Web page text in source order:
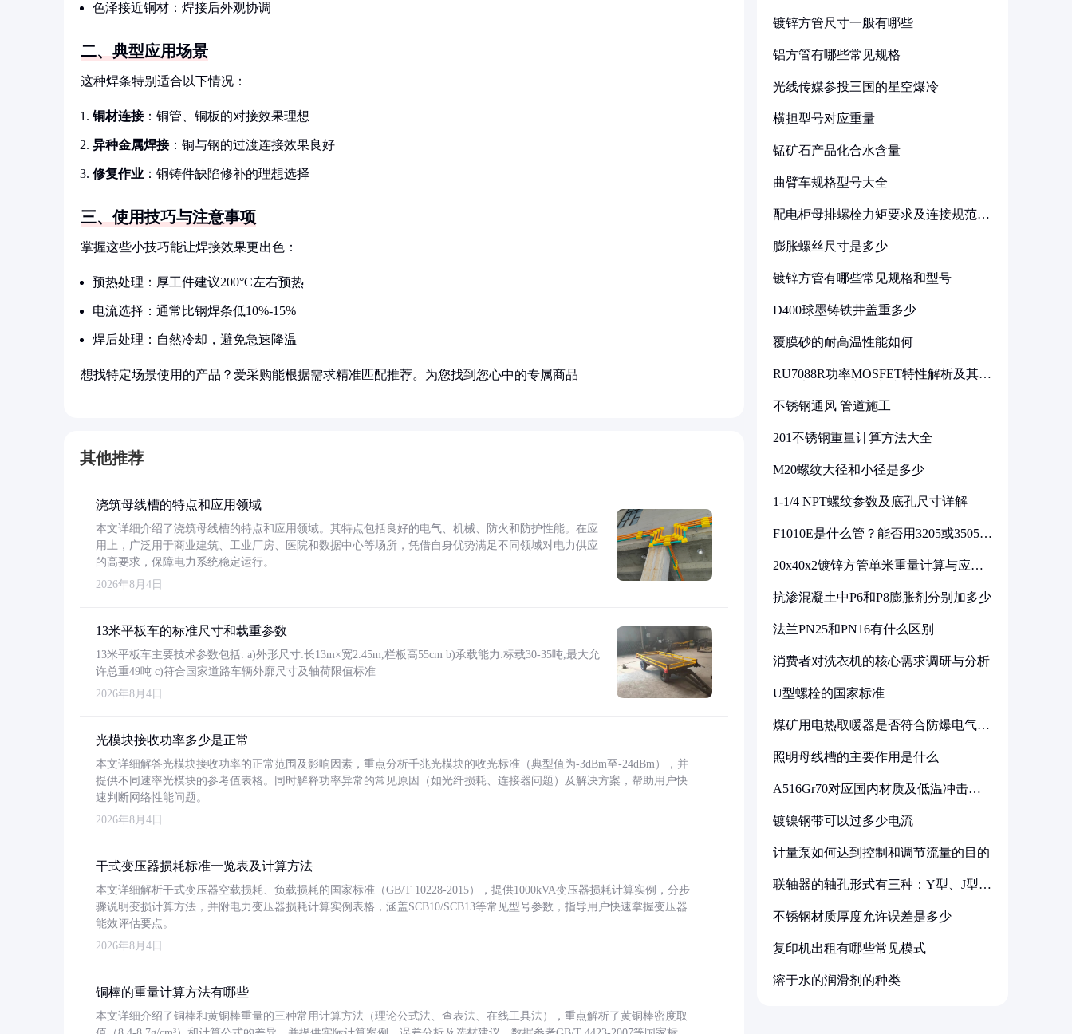
色泽接近铜材：焊接后外观协调
二、典型应用场景
这种焊条特别适合以下情况：
铜材连接：铜管、铜板的对接效果理想
异种金属焊接：铜与钢的过渡连接效果良好
修复作业 ：铜铸件缺陷修补的理想选择
三、使用技巧与注意事项
掌握这些小技巧能让焊接效果更出色：
预热处理：厚工件建议200°C左右预热
电流选择：通常比钢焊条低10%-15%
焊后处理：自然冷却，避免急速降温
想找特定场景使用的产品？爱采购能根据需求精准匹配推荐。为您找到您心中的专属商品
其他推荐
浇筑母线槽的特点和应用领域
本文详细介绍了浇筑母线槽的特点和应用领域。其特点包括良好的电气、机械、防火和防护性能。在应
用上，广泛用于商业建筑、工业厂房、医院和数据中心等场所，凭借自身优势满足不同领域对电力供应
的高要求，保障电力系统稳定运行。
2026年8月4日
13米平板车的标准尺寸和载重参数
13米平板车主要技术参数包括: a)外形尺寸:长13m×宽2.45m,栏板高55cm b)承载能力:标载30-35吨,最大允
许总重49吨 c)符合国家道路车辆外廓尺寸及轴荷限值标准
2026年8月4日
光模块接收功率多少是正常
本文详细解答光模块接收功率的正常范围及影响因素，重点分析千兆光模块的收光标准（典型值为-3dBm至-24dBm），并
提供不同速率光模块的参考值表格。同时解释功率异常的常见原因（如光纤损耗、连接器问题）及解决方案，帮助用户快
速判断网络性能问题。
2026年8月4日
干式变压器损耗标准一览表及计算方法
本文详细解析干式变压器空载损耗、负载损耗的国家标准（GB/T 10228-2015），提供1000kVA变压器损耗计算实例，分步
骤说明变损计算方法，并附电力变压器损耗计算实例表格，涵盖SCB10/SCB13等常见型号参数，指导用户快速掌握变压器
能效评估要点。
2026年8月4日
铜棒的重量计算方法有哪些
本文详细介绍了铜棒和黄铜棒重量的三种常用计算方法（理论公式法、查表法、在线工具法），重点解析了黄铜棒密度取
镀锌方管尺寸一般有哪些
铝方管有哪些常见规格
光线传媒参投三国的星空爆冷
横担型号对应重量
锰矿石产品化合水含量
曲臂车规格型号大全
配电柜母排螺栓力矩要求及连接规范详
膨胀螺丝尺寸是多少
镀锌方管有哪些常见规格和型号
D400球墨铸铁井盖重多少
覆膜砂的耐高温性能如何
RU7088R功率MOSFET特性解析及其在
不锈钢通风 管道施工
201不锈钢重量计算方法大全
M20螺纹大径和小径是多少
1-1/4 NPT螺纹参数及底孔尺寸详解
F1010E是什么管？能否用3205或3505代
20x40x2镀锌方管单米重量计算与应用
抗渗混凝土中P6和P8膨胀剂分别加多少
法兰PN25和PN16有什么区别
消费者对洗衣机的核心需求调研与分析
U型螺栓的国家标准
煤矿用电热取暖器是否符合防爆电气设
照明母线槽的主要作用是什么
A516Gr70对应国内材质及低温冲击要
镀镍钢带可以过多少电流
计量泵如何达到控制和调节流量的目的
联轴器的轴孔形式有三种：Y型、J型、
不锈钢材质厚度允许误差是多少
复印机出租有哪些常见模式
溶于水的润滑剂的种类